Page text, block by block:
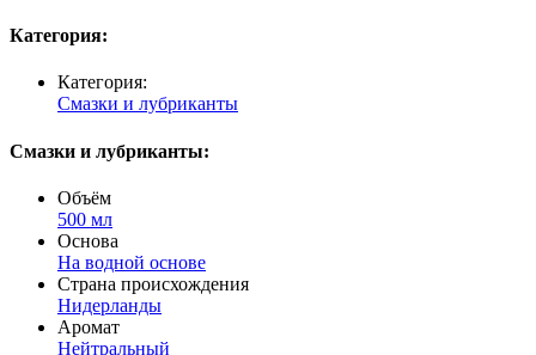
Категория:
Категория:
Смазки и лубриканты
Смазки и лубриканты:
Объём
500 мл
Основа
На водной основе
Страна происхождения
Нидерланды
Аромат
Нейтральный